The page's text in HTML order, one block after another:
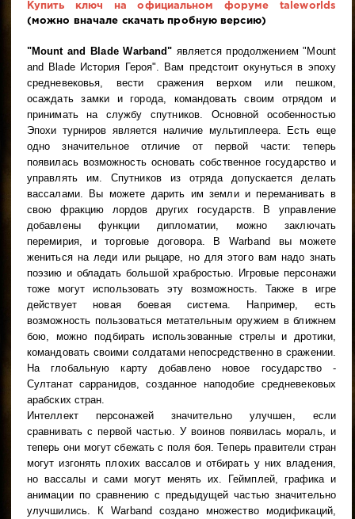
Купить ключ на официальном форуме taleworlds
(можно вначале скачать пробную версию)
"Mount and Blade Warband" является продолжением "Mount
and Blade История Героя". Вам предстоит окунуться в эпоху
средневековья, вести сражения верхом или пешком,
осаждать замки и города, командовать своим отрядом и
принимать на службу спутников. Основной особенностью
Эпохи турниров является наличие мультиплеера. Есть еще
одно значительное отличие от первой части: теперь
появилась возможность основать собственное государство и
управлять им. Спутников из отряда допускается делать
вассалами. Вы можете дарить им земли и переманивать в
свою фракцию лордов других государств. В управление
добавлены функции дипломатии, можно заключать
перемирия, и торговые договора. В Warband вы можете
жениться на леди или рыцаре, но для этого вам надо знать
поэзию и обладать большой храбростью. Игровые персонажи
тоже могут использовать эту возможность. Также в игре
действует новая боевая система. Например, есть
возможность пользоваться метательным оружием в ближнем
бою, можно подбирать использованные стрелы и дротики,
командовать своими солдатами непосредственно в сражении.
На глобальную карту добавлено новое государство -
Султанат сарранидов, созданное наподобие средневековых
арабских стран.
Интеллект персонажей значительно улучшен, если
сравнивать с первой частью. У воинов появилась мораль, и
теперь они могут сбежать с поля боя. Теперь правители стран
могут изгонять плохих вассалов и отбирать у них владения,
но вассалы и сами могут менять их. Геймплей, графика и
анимации по сравнению с предыдущей частью значительно
улучшились. К Warband создано множество модификаций,